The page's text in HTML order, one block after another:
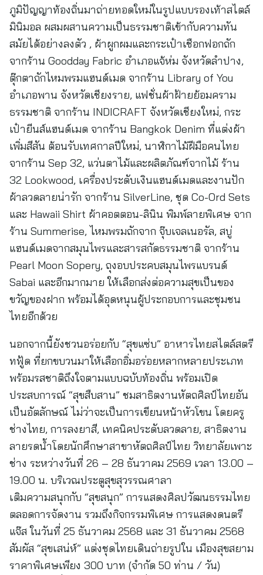
ภูมิปัญญาท้องถิ่นมาถ่ายทอดใหม่ในรูปแบบรองเท้าสไตล์
มินิมอล ผสมผสานความเป็นธรรมชาติเข้ากับความทัน
สมัยได้อย่างลงตัว , ผ้าผูกผมและกระเป๋าเชือกฟอกถัก
จากร้าน Goodday Fabric อำเภอแจ้ห่ม จังหวัดลำปาง,
ตุ๊กตาถักไหมพรมแฮนด์เมด จากร้าน Library of You
อำเภอพาน จังหวัดเชียงราย, แฟชั่นผ้าฝ้ายย้อมคราม
ธรรมชาติ จากร้าน INDICRAFT จังหวัดเชียงใหม่, กระ
เป๋ายีนส์แฮนด์เมด จากร้าน Bangkok Denim ที่แต่งผ้า
เพิ่มสีสัน ต้อนรับเทศกาลปีใหม่, นาฬิกาไม้ฝีมือคนไทย
จากร้าน Sep 32, แว่นตาไม้และผลิตภัณฑ์จากไม้ ร้าน
32 Lookwood, เครื่องประดับเงินแฮนด์เมดและงานปัก
ผ้าลวดลายน่ารัก จากร้าน SilverLine, ชุด Co-Ord Sets
และ Hawaii Shirt ผ้าคอตตอน-ลินิน พิมพ์ลายพิเศษ จาก
ร้าน Summerise, ไหมพรมถักจาก จุ๊บเจลเนอรัล, สบู่
แฮนด์เมดจากสมุนไพรและสารสกัดธรรมชาติ จากร้าน
Pearl Moon Sopery, ถุงอบประคบสมุนไพรแบรนด์
Sabai และอีกมากมาย ให้เลือกส่งต่อความสุขเป็นของ
ขวัญของฝาก พร้อมได้อุดหนุนผู้ประกอบการและชุมชน
ไทยอีกด้วย
นอกจากนี้ยังชวนอร่อยกับ “สุขแซ่บ” อาหารไทยสไตล์สตรี
ทฟู้ด ที่ยกขบวนมาให้เลือกอิ่มอร่อยหลากหลายประเภท
พร้อมรสชาติถึงใจตามแบบฉบับท้องถิ่น พร้อมเปิด
ประสบการณ์ “สุขสืบสาน” ชมสาธิตงานหัตถศิลป์ไทยอัน
เป็นอัตลักษณ์ ไม่ว่าจะเป็นการเขียนหน้าหัวโขน โดยครู
ช่างไทย, การลงยาสี, เทคนิคประดับลวดลาย, สาธิตงาน
ลายรดน้ำโดยนักศึกษาสาขาหัตถศิลป์ไทย วิทยาลัยเพาะ
ช่าง ระหว่างวันที่ 26 – 28 ธันวาคม 2569 เวลา 13.00 –
19.00 น. บริเวณประตูสุขสุวรรณศาลา
เติมความสนุกกับ “สุขสนุก” การแสดงศิลปวัฒนธรรมไทย
ตลอดการจัดงาน รวมถึงกิจกรรมพิเศษ การแสดงดนตรี
แจ๊ส ในวันที่ 25 ธันวาคม 2568 และ 31 ธันวาคม 2568
สัมผัส “สุขเสน่ห์” แต่งชุดไทยเดินถ่ายรูปใน เมืองสุขสยาม
ราคาพิเศษเพียง 300 บาท (จำกัด 50 ท่าน / วัน)